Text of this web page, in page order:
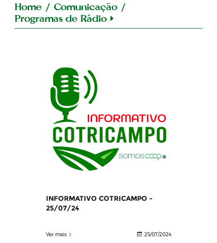
Home / Comunicação /
Programas de Rádio
INFORMATIVO COTRICAMPO -
25/07/24
Ver mais 25/07/2024